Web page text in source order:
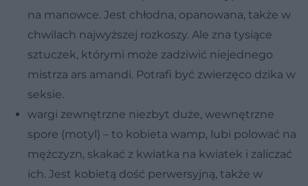
na manowce. Jest chłodna, opanowana, także w
chwilach najwyższej rozkoszy. Ale zna tysiące
sztuczek, którymi może zadziwić niejednego
mistrza ars amandi. Potrafi być zwierzęco dzika w
seksie.
wargi zewnętrzne niezbyt duże, wewnętrzne
spore (motyl) – to kobieta wamp, lubi polować na
mężczyzn, skakać z kwiatka na kwiatek i zaliczać
ich. Jest kobietą dość perwersyjną, także w